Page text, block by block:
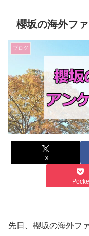
櫻坂の海外フ
ブログ
X
先日、櫻坂の海外フ